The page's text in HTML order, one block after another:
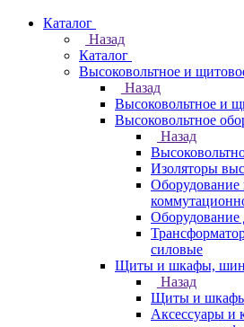
Каталог
Назад
Каталог
Высоковольтное и
Назад
Высоковольтное и
Высоковольтное
Назад
Изоляторы
Оборудование
силовые
Щиты и шкафы,
Назад
Щиты и
Аксессуары и